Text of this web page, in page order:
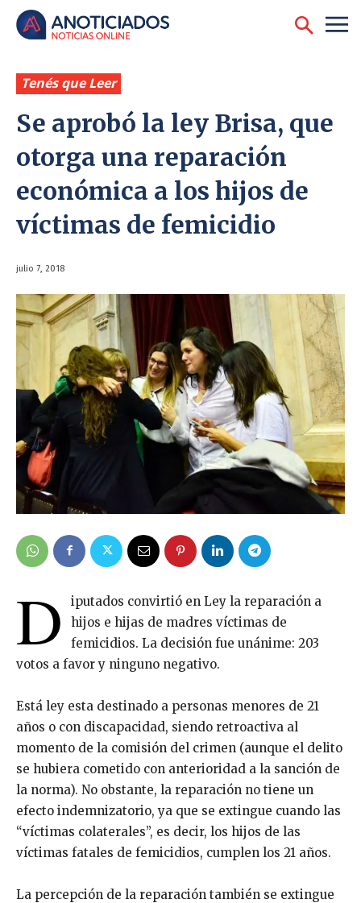
Tenés que Leer
Se aprobó la ley Brisa, que
otorga una reparación
económica a los hijos de
víctimas de femicidio
julio 7, 2018
D
iputados convirtió en Ley la reparación a
hijos e hijas de madres víctimas de
femicidios. La decisión fue unánime: 203
votos a favor y ninguno negativo.
Está ley esta destinado a personas menores de 21
años o con discapacidad, siendo retroactiva al
momento de la comisión del crimen (aunque el delito
se hubiera cometido con anterioridad a la sanción de
la norma). No obstante, la reparación no tiene un
efecto indemnizatorio, ya que se extingue cuando las
“víctimas colaterales”, es decir, los hijos de las
víctimas fatales de femicidios, cumplen los 21 años.
La percepción de la reparación también se extingue